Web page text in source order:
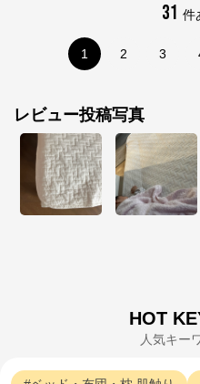
31 件
1 2 3
レビュー投稿写真
HOT
人気キー